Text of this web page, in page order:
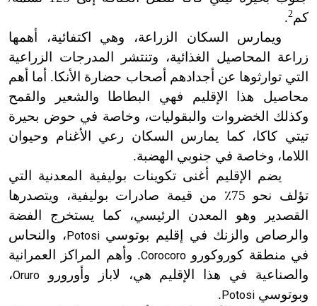
كم2
.
ويمارس السكان الزراعة، وهي اكتفائية، أهمها
زراعة المحاصيل الغذائية، وتنتشر المدرجات الزراعية
التي توارثوها عن أجدادهم أصحاب حضارة الأنكا. أما أهم
محاصيل هذا الإقليم فهي البطاطا والشعير والقمح
وكذلك الخضروات والبقوليات، وخاصة في حوض بحيرة
تيتي كاكا، كما يمارس السكان رعي الأغنام وحيوان
اللاما، وخاصة في جنوبي الهضبة.
يضم الإقليم أغنى تكوينات بوليفية المعدنية التي
تؤلف نحو 75
٪ من قيمة صادرات بوليفية، ويتصدرها
القصدير وهو المعدن الرئيسي، كما يستخرج الفضة
والرصاص والزنك في إقليم بوتوسيPotosi ، والنحاس
في منطقة كوروكورو Corocoro. وأهم المراكز العمرانية
والصناعية في هذا الإقليم هي، لاباز وأورورو Oruro،
وبوتوسي Potosi
.